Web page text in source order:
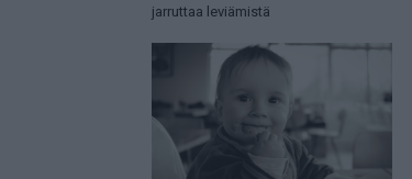
jarruttaa leviämistä